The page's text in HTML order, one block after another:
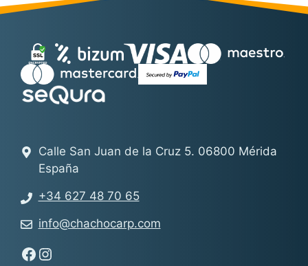
Calle San Juan de la Cruz 5. 06800 Mérida
España
+34 627 48 70 65
info@chachocarp.com
Síguenos en Facebook - Chachocarp
Síguenos en Instagram - Chachocarp